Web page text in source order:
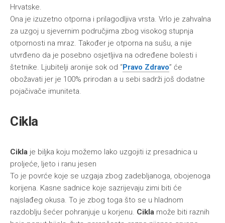
Hrvatske.
Ona je izuzetno otporna i prilagodljiva vrsta. Vrlo je zahvalna
za uzgoj u sjevernim područjima zbog visokog stupnja
otpornosti na mraz. Također je otporna na sušu, a nije
utvrđeno da je posebno osjetljiva na određene bolesti i
štetnike. Ljubitelji aronije sok od “Pravo Zdravo” će
obožavati jer je 100% prirodan a u sebi sadrži još dodatne
pojačivače imuniteta.
Cikla
Cikla je biljka koju možemo lako uzgojiti iz presadnica u
proljeće, ljeto i ranu jesen
To je povrće koje se uzgaja zbog zadebljanoga, obojenoga
korijena. Kasne sadnice koje sazrijevaju zimi biti će
najslađeg okusa. To je zbog toga što se u hladnom
razdoblju šećer pohranjuje u korjenu. Cikla može biti raznih